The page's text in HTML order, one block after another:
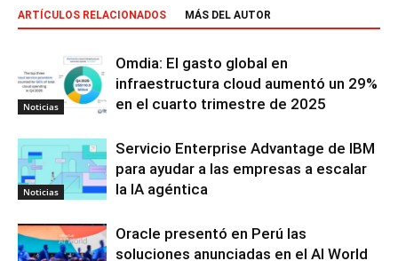
ARTÍCULOS RELACIONADOS MÁS DEL AUTOR
Noticias
Omdia: El gasto global en
infraestructura cloud aumentó un 29%
en el cuarto trimestre de 2025
Noticias
Servicio Enterprise Advantage de IBM
para ayudar a las empresas a escalar
la IA agéntica
Oracle presentó en Perú las
soluciones anunciadas en el AI World